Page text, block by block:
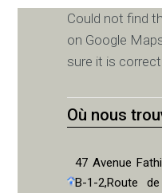
Could not find
on Google
sure it is correct.
Où nous
47 Avenue
B-1-2,Route